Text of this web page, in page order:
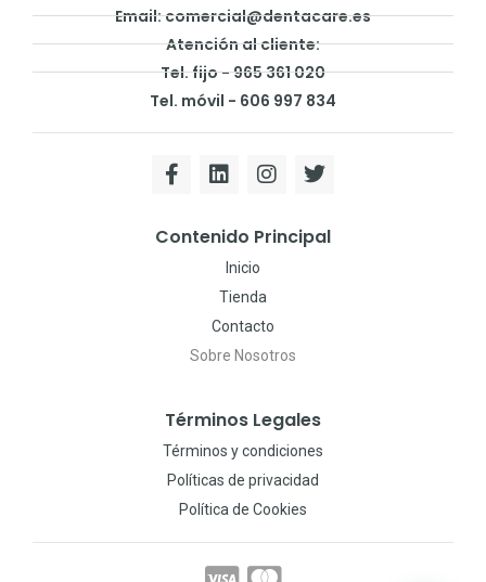
Email: comercial@dentacare.es
Atención al cliente:
Tel. fijo - 965 361 020
Tel. móvil - 606 997 834
Contenido Principal
Inicio
Tienda
Contacto
Sobre Nosotros
Términos Legales
Términos y condiciones
Políticas de privacidad
Política de Cookies